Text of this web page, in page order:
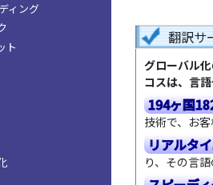
翻訳サ
グローバル
コスは、言
194ヶ国
技術で、お
リアルタ
り、その言